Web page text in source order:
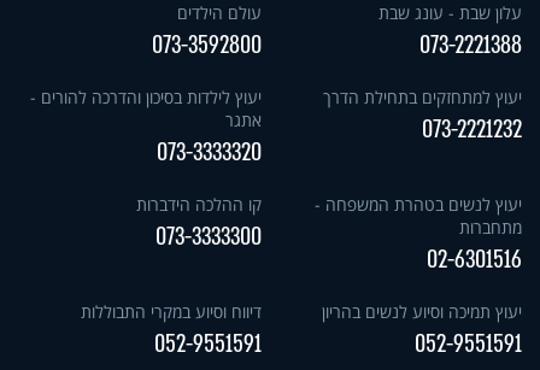
עלון שבת - עונג שבת
073-2221388
עולם הילדים
073-3592800
יעוץ למתחזקים בתחילת הדרך
073-2221232
יעוץ לילדות בסיכון והדרכה להורים -
אתגר
073-3333320
יעוץ לנשים בטהרת המשפחה -
מתחברות
02-6301516
קו ההלכה הידברות
073-3333300
יעוץ תמיכה וסיוע לנשים בהריון
052-9551591
דיווח וסיוע במקרי התבוללות
052-9551591